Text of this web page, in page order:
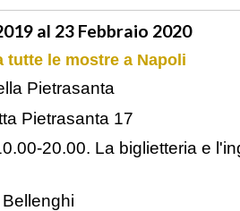
al 23 Febbraio 2020
tutte le mostre a Napoli
Pietrasanta
Pietrasanta 17
20.00. La biglietteria e